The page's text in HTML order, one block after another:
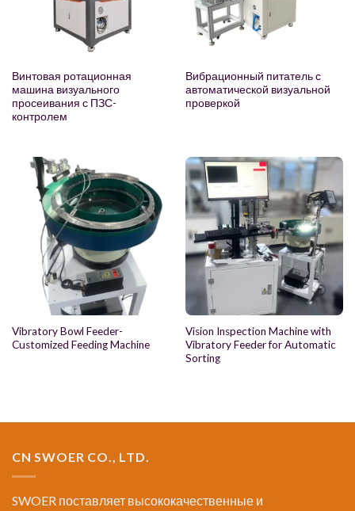
Винтовая ротационная
машина визуального
просеивания с ПЗС-
контролем
Вибрационный питатель с
автоматической визуальной
проверкой
Vibratory Bowl Feeder-
Customized Feeding Machine
Vision Inspection Machine with
Vibratory Feeder for Automatic
Sorting
CN SWOER CO., LTD.
SWOER поставляет высококачественные и